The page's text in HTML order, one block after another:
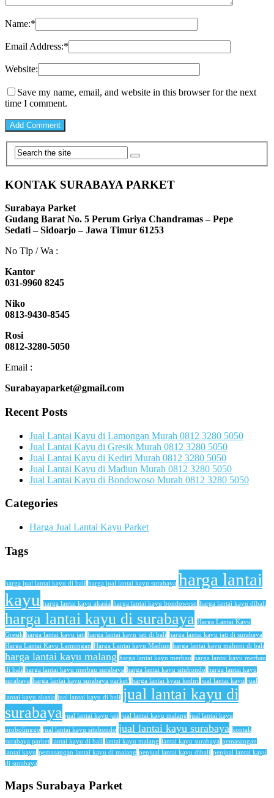
Name:*
Email Address:*
Website:
Save my name, email, and website in this browser for the next
time I comment.
KONTAK SURABAYA PARKET
Surabaya Parket
Gudang Barat No. 5 Perum Griya Chandramas – Pepe
Sedati – Sidoarjo – Jawa Timur 61253
No Tlp / Wa :
Kantor
031-9960 8245
Niko
0813-9430-8545
Rosi
0812-3280-5050
Email :
Surabayaparket@gmail.com
Recent Posts
Jual Lantai Kayu di Lamongan Murah 0812 3280 5050
Jual Lantai Kayu di Gresik Murah 0812 3280 5050
Jual Lantai Kayu di Kediri Murah 0812 3280 5050
Jual Lantai Kayu di Madiun Murah 0812 3280 5050
Jual Lantai Kayu di Bondowoso Murah 0812 3280 5050
Categories
Harga Jual Lantai Kayu Parket
Tags
harga jual lantai kayu di bali harga jual lantai kayu surabaya harga lantai
kayu harga lantai kayu akasia harga lantai kayu bondowoso harga lantai kayu dibali
harga lantai kayu di surabaya Harga Lantai Kayu
Gresik harga lantai kayu jati harga lantai kayu jati di bali harga lantai kayu jati di surabaya
Harga Lantai Kayu Lamongan Harga Lantai kayu Madiun harga lantai kayu mahoni di bali
harga lantai kayu malang harga lantai kayu merbau harga lantai kayu merbau
di bali harga lantai kayu merbau surabaya harga lantai kayu situbondo harga lantai kayu
surabaya harga lantai kayu surabaya parket' harga lantai kyau kediri jual lantai kayu jual
lantai kayu akasia jual lantai kayu di bali jual lantai kayu di
surabaya jual lantai kayu jati jual lantai kayu malang jual lantai kayu
probolinggo jual lantai kayu situbondo jual lantai kayu surabaya kontak
surabaya parket lantai kayu di bali lantai kayu malang lantai kayu surabaya pemasangan
lantai kayu pemasangan lantai kayu di malang penjual lantai kayu dibali penjual lantai kayu
di surabaya
Maps Surabaya Parket